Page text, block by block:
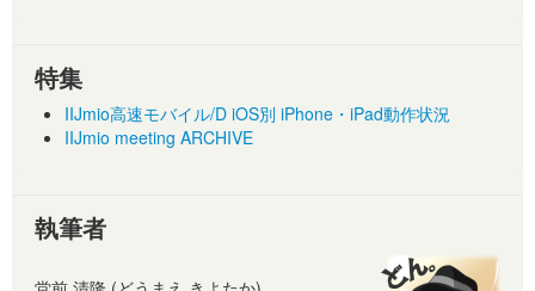
特集
IIJmio高速モバイル/D iOS別 iPhone・iPad動作状況
IIJmio meeting ARCHIVE
執筆者